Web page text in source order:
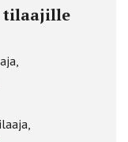
tilaajille